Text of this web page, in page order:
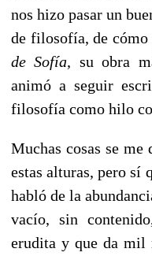
nos hizo pasar un
de filosofía, de cómo
de Sofía, su obra
animó a seguir
filosofía como hilo
Muchas cosas se me
estas alturas, pero sí
habló de la
vacío, sin
erudita y que da mil